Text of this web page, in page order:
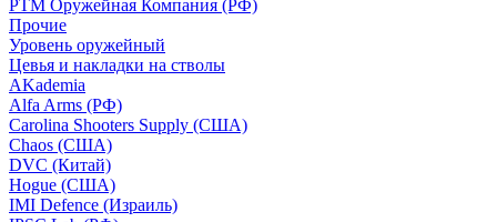
РТМ Оружейная Компания (РФ)
Прочие
Уровень оружейный
Цевья и накладки на стволы
AKademia
Alfa Arms (РФ)
Carolina Shooters Supply (США)
Chaos (США)
DVC (Китай)
Hogue (США)
IMI Defence (Израиль)